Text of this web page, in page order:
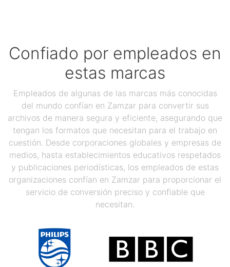
Confiado por empleados en
estas marcas
Empleados de algunas de las marcas más conocidas
del mundo confían en Zamzar para convertir sus
archivos de manera segura y eficiente, asegurando que
tengan los formatos que necesitan para el trabajo en
cuestión. Desde corporaciones globales y empresas de
medios, hasta establecimientos educativos respetados
y publicaciones periodísticas, los empleados de estas
organizaciones confían en Zamzar para proporcionar el
servicio de conversión preciso y confiable que
necesitan.